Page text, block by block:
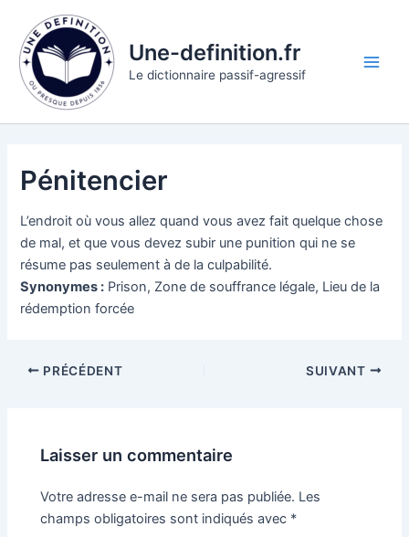
contenu
Une-definition.fr
Le dictionnaire passif-agressif
Pénitencier
L’endroit où vous allez quand vous avez fait quelque chose
de mal, et que vous devez subir une punition qui ne se
résume pas seulement à de la culpabilité.
Synonymes : Prison, Zone de souffrance légale, Lieu de la
rédemption forcée
PRÉCÉDENT SUIVANT
Laisser un commentaire
Votre adresse e-mail ne sera pas publiée. Les
champs obligatoires sont indiqués avec *